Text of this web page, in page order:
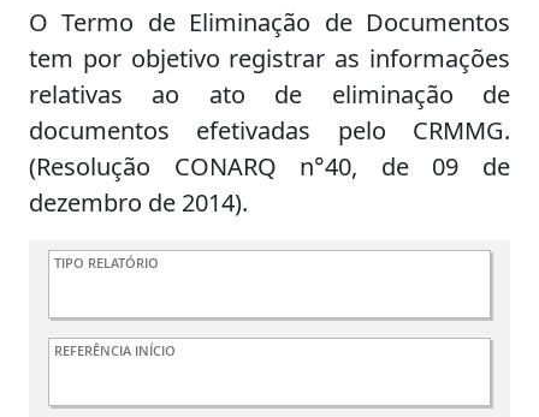
O Termo de Eliminação de Documentos
tem por objetivo registrar as informações
relativas ao ato de eliminação de
documentos efetivadas pelo CRMMG.
(Resolução CONARQ n°40, de 09 de
dezembro de 2014).